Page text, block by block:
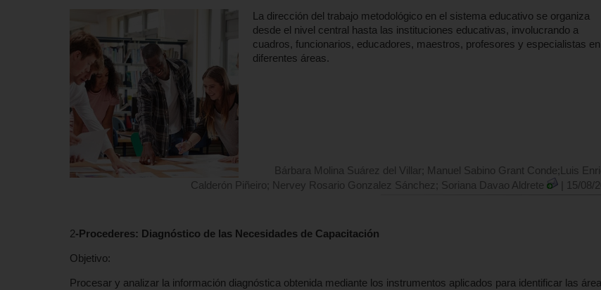
La dirección del trabajo metodológico en el sistema educativo se organiza
desde el nivel central hasta las instituciones educativas, involucrando a
cuadros, funcionarios, educadores, maestros, profesores y especialistas en
diferentes áreas.
Bárbara Molina Suárez del Villar; Manuel Sabino Grant Conde;Luis
Calderón Piñeiro; Nervey Rosario Gonzalez Sánchez; Soriana Davao Aldrete
| 15/08/
2-Procederes: Diagnóstico de las Necesidades de Capacitación
Objetivo:
Procesar y analizar la información diagnóstica obtenida mediante los instrumentos aplicados para identificar las